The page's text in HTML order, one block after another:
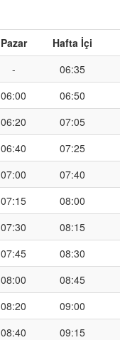
Pazar Hafta İçi
- 06:35
06:00 06:50
06:20 07:05
06:40 07:25
07:00 07:40
07:15 08:00
07:30 08:15
07:45 08:30
08:00 08:45
08:20 09:00
08:40 09:15